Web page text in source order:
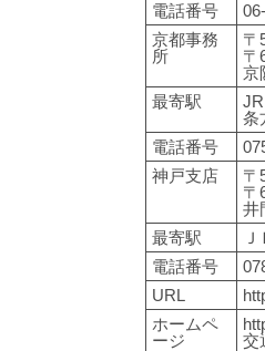
電話番号
京都事務
所
〒
〒
京
最寄駅
条
電話番号
神戸支店
〒
〒
井
最寄駅
電話番号
URL
ホームペ
ージ
交